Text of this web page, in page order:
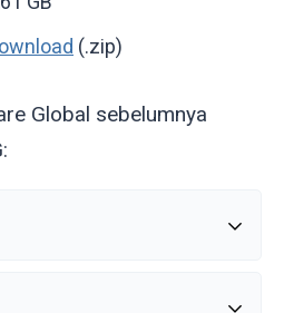
(.zip)
Global sebelumnya